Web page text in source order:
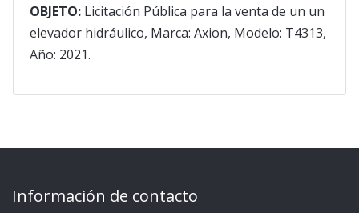
OBJETO: Licitación Pública para la venta de un un
elevador hidráulico, Marca: Axion, Modelo: T4313,
Año: 2021.
Información de contacto